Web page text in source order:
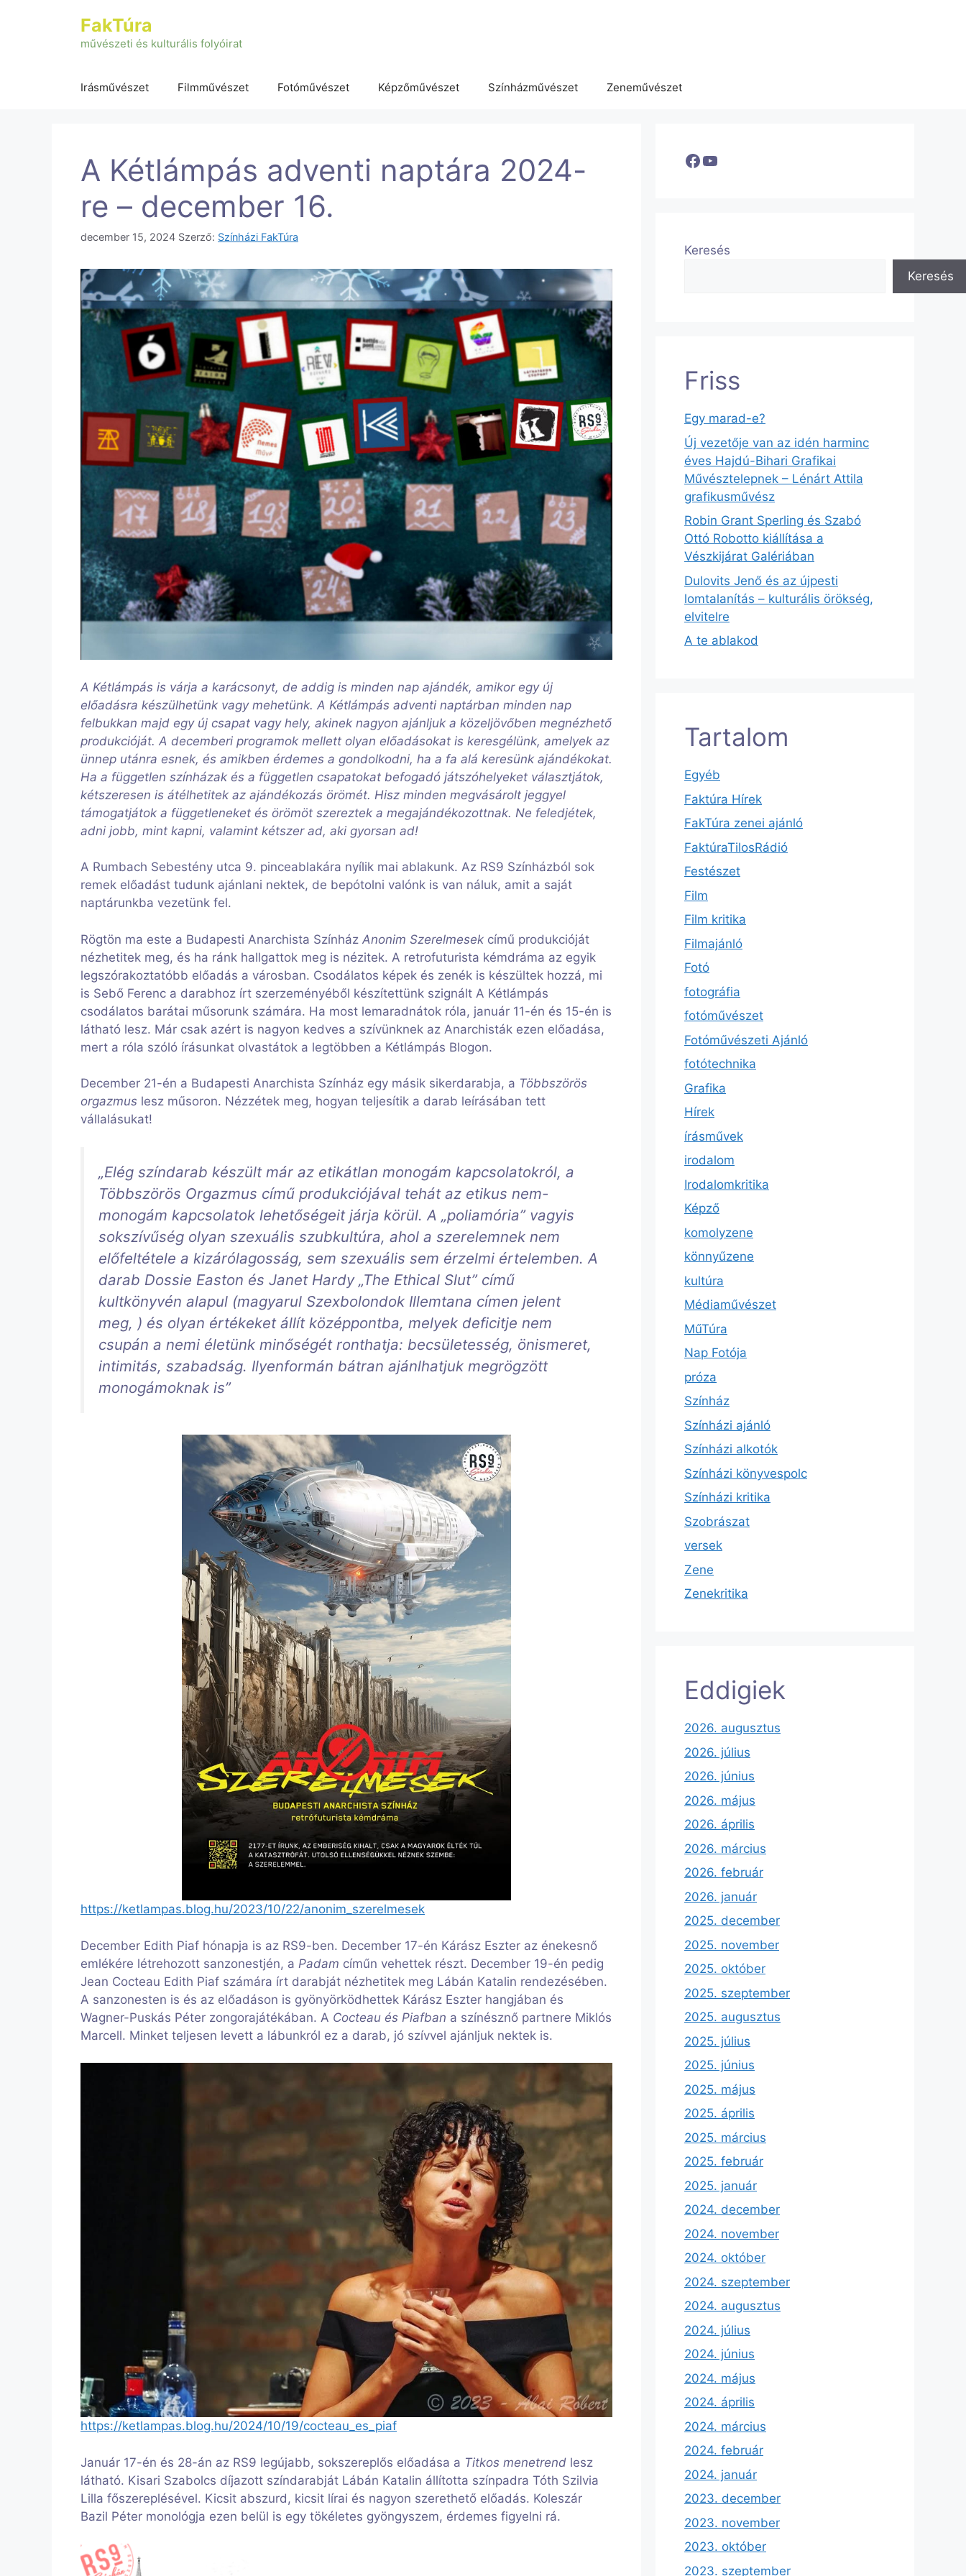
FakTúra
művészeti és kulturális folyóirat
Irásművészet Filmművészet Fotóművészet Képzőművészet Színházművészet Zeneművészet
A Kétlámpás adventi naptára 2024-
re – december 16.
december 15, 2024 Szerző: Színházi FakTúra
A Kétlámpás is várja a karácsonyt, de addig is minden nap ajándék, amikor egy új
előadásra készülhetünk vagy mehetünk. A Kétlámpás adventi naptárban minden nap
felbukkan majd egy új csapat vagy hely, akinek nagyon ajánljuk a közeljövőben megnézhető
produkcióját. A decemberi programok mellett olyan előadásokat is keresgélünk, amelyek az
ünnep utánra esnek, és amikben érdemes a gondolkodni, ha a fa alá keresünk ajándékokat.
Ha a független színházak és a független csapatokat befogadó játszóhelyeket választjátok,
kétszeresen is átélhetitek az ajándékozás örömét. Hisz minden megvásárolt jeggyel
támogatjátok a függetleneket és örömöt szereztek a megajándékozottnak. Ne feledjétek,
adni jobb, mint kapni, valamint kétszer ad, aki gyorsan ad!
A Rumbach Sebestény utca 9. pinceablakára nyílik mai ablakunk. Az RS9 Színházból sok
remek előadást tudunk ajánlani nektek, de bepótolni valónk is van náluk, amit a saját
naptárunkba vezetünk fel.
Rögtön ma este a Budapesti Anarchista Színház Anonim Szerelmesek című produkcióját
nézhetitek meg, és ha ránk hallgattok meg is nézitek. A retrofuturista kémdráma az egyik
legszórakoztatóbb előadás a városban. Csodálatos képek és zenék is készültek hozzá, mi
is Sebő Ferenc a darabhoz írt szerzeményéből készítettünk szignált A Kétlámpás
csodálatos barátai műsorunk számára. Ha most lemaradnátok róla, január 11-én és 15-én is
látható lesz. Már csak azért is nagyon kedves a szívünknek az Anarchisták ezen előadása,
mert a róla szóló írásunkat olvastátok a legtöbben a Kétlámpás Blogon.
December 21-én a Budapesti Anarchista Színház egy másik sikerdarabja, a Többszörös
orgazmus lesz műsoron. Nézzétek meg, hogyan teljesítik a darab leírásában tett
vállalásukat!
„Elég színdarab készült már az etikátlan monogám kapcsolatokról, a
Többszörös Orgazmus című produkciójával tehát az etikus nem-
monogám kapcsolatok lehetőségeit járja körül. A „poliamória” vagyis
sokszívűség olyan szexuális szubkultúra, ahol a szerelemnek nem
előfeltétele a kizárólagosság, sem szexuális sem érzelmi értelemben. A
darab Dossie Easton és Janet Hardy „The Ethical Slut” című
kultkönyvén alapul (magyarul Szexbolondok Illemtana címen jelent
meg, ) és olyan értékeket állít középpontba, melyek deficitje nem
csupán a nemi életünk minőségét ronthatja: becsületesség, önismeret,
intimitás, szabadság. Ilyenformán bátran ajánlhatjuk megrögzött
monogámoknak is”
https://ketlampas.blog.hu/2023/10/22/anonim_szerelmesek
December Edith Piaf hónapja is az RS9-ben. December 17-én Kárász Eszter az énekesnő
emlékére létrehozott sanzonestjén, a Padam címűn vehettek részt. December 19-én pedig
Jean Cocteau Edith Piaf számára írt darabját nézhetitek meg Lábán Katalin rendezésében.
A sanzonesten is és az előadáson is gyönyörködhettek Kárász Eszter hangjában és
Wagner-Puskás Péter zongorajátékában. A Cocteau és Piafban a színésznő partnere Miklós
Marcell. Minket teljesen levett a lábunkról ez a darab, jó szívvel ajánljuk nektek is.
https://ketlampas.blog.hu/2024/10/19/cocteau_es_piaf
Január 17-én és 28-án az RS9 legújabb, sokszereplős előadása a Titkos menetrend lesz
látható. Kisari Szabolcs díjazott színdarabját Lábán Katalin állította színpadra Tóth Szilvia
Lilla főszereplésével. Kicsit abszurd, kicsit lírai és nagyon szerethető előadás. Koleszár
Bazil Péter monológja ezen belül is egy tökéletes gyöngyszem, érdemes figyelni rá.
Facebook
YouTube
Keresés
Keresés
Friss
Egy marad-e?
Új vezetője van az idén harminc
éves Hajdú-Bihari Grafikai
Művésztelepnek – Lénárt Attila
grafikusművész
Robin Grant Sperling és Szabó
Ottó Robotto kiállítása a
Vészkijárat Galériában
Dulovits Jenő és az újpesti
lomtalanítás – kulturális örökség,
elvitelre
A te ablakod
Tartalom
Egyéb
Faktúra Hírek
FakTúra zenei ajánló
FaktúraTilosRádió
Festészet
Film
Film kritika
Filmajánló
Fotó
fotográfia
fotóművészet
Fotóművészeti Ajánló
fotótechnika
Grafika
Hírek
írásművek
irodalom
Irodalomkritika
Képző
komolyzene
könnyűzene
kultúra
Médiaművészet
MűTúra
Nap Fotója
próza
Színház
Színházi ajánló
Színházi alkotók
Színházi könyvespolc
Színházi kritika
Szobrászat
versek
Zene
Zenekritika
Eddigiek
2026. augusztus
2026. július
2026. június
2026. május
2026. április
2026. március
2026. február
2026. január
2025. december
2025. november
2025. október
2025. szeptember
2025. augusztus
2025. július
2025. június
2025. május
2025. április
2025. március
2025. február
2025. január
2024. december
2024. november
2024. október
2024. szeptember
2024. augusztus
2024. július
2024. június
2024. május
2024. április
2024. március
2024. február
2024. január
2023. december
2023. november
2023. október
2023. szeptember